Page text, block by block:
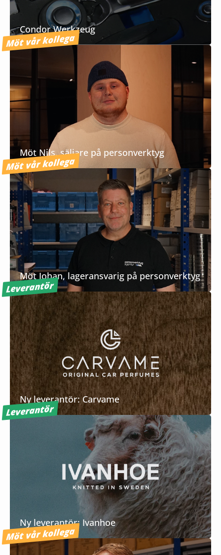
Condor Werkzeug
Möt vår kollega
Möt Nils, säljare på personverktyg
Möt vår kollega
Möt Johan, lageransvarig på personverktyg
Leverantör
Ny leverantör: Carvame
Leverantör
Ny leverantör: Ivanhoe
Möt vår kollega